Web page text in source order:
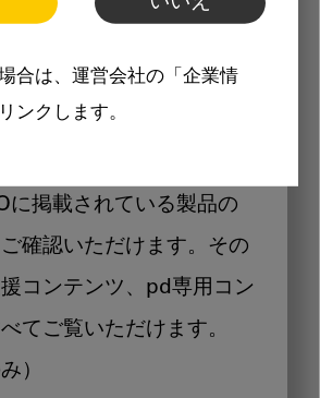
合は、運営会社の「企業情
ンクします。
価格も閲覧可能
に掲載されている製品の
確認いただけます。その
コンテンツ、pd専用コン
てご覧いただけます。
）